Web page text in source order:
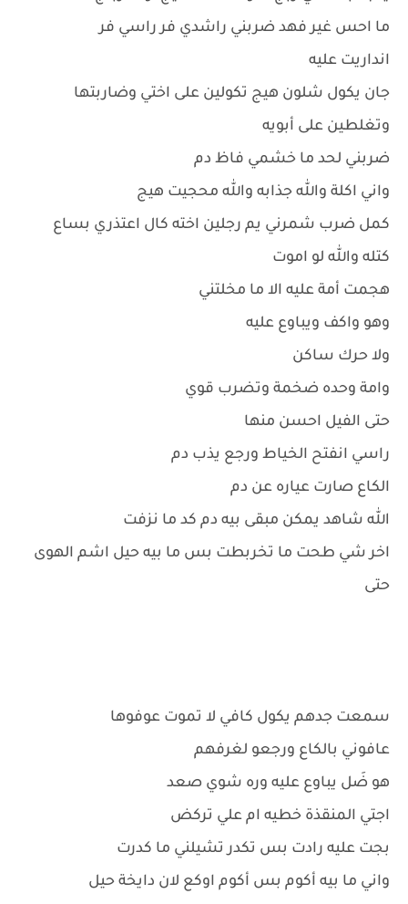
ما احس غير فهد ضربني راشدي فر راسي فر
انداريت عليه
جان يكول شلون هيج تكولين على اختي وضاربتها
وتغلطين على أبويه
ضربني لحد ما خشمي فاظ دم
واني اكلة والله جذابه والله محجيت هيج
كمل ضرب شمرني يم رجلين اخته كال اعتذري بساع
كتله والله لو اموت
هجمت أمة عليه الا ما مخلتني
وهو واكف ويباوع عليه
ولا حرك ساكن
وامة وحده ضخمة وتضرب قوي
حتى الفيل احسن منها
راسي انفتح الخياط ورجع يذب دم
الكاع صارت عياره عن دم
الله شاهد يمكن مبقى بيه دم كد ما نزفت
اخر شي طحت ما تخربطت بس ما بيه حيل اشم الهوى
حتى
سمعت جدهم يكول كافي لا تموت عوفوها
عافوني بالكاع ورجعو لغرفهم
هو ضَل يباوع عليه وره شوي صعد
اجتي المنقذة خطيه ام علي تركض
بجت عليه رادت بس تكدر تشيلني ما كدرت
واني ما بيه أكوم بس أكوم اوكع لان دايخة حيل